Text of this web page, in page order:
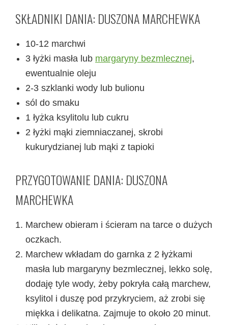
SKŁADNIKI DANIA: DUSZONA MARCHEWKA
10-12 marchwi
3 łyżki masła lub margaryny bezmlecznej,
ewentualnie oleju
2-3 szklanki wody lub bulionu
sól do smaku
1 łyżka ksylitolu lub cukru
2 łyżki mąki ziemniaczanej, skrobi
kukurydzianej lub mąki z tapioki
PRZYGOTOWANIE DANIA: DUSZONA
MARCHEWKA
Marchew obieram i ścieram na tarce o dużych
oczkach.
Marchew wkładam do garnka z 2 łyżkami
masła lub margaryny bezmlecznej, lekko solę,
dodaję tyle wody, żeby pokryła całą marchew,
ksylitol i duszę pod przykryciem, aż zrobi się
miękka i delikatna. Zajmuje to około 20 minut.